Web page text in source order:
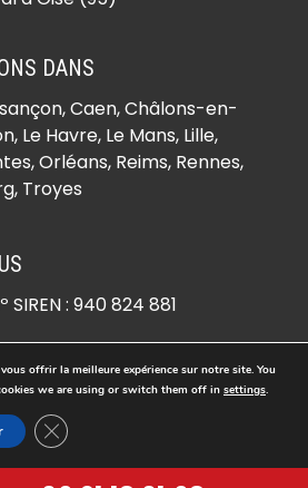
Bois-d’Arcy (78390)
Boissets (78910)
Boissy-Mauvoisin
Bonnelles (78830)
Bonnières-sur-Seine
Bouafle (78410)
Bougival (78380)
Bourdonné (78113)
DANS
Caen, Châlons-en-
Le Havre, Le Mans, Lille,
Orléans, Reims, Rennes,
Troyes
SIREN : 940 824 881
95670 MARLY-LA-VILLE
Imprimé
offrir la meilleure expérience sur notre site. You
we are using or switch them off in settings.
Fermer la bannière des cookies